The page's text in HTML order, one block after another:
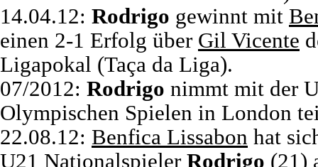
14.04.12: Rodrigo gewinnt mit
einen 2-1 Erfolg über Gil Vicente
Ligapokal (Taça da Liga).
07/2012: Rodrigo nimmt mit der
Olympischen Spielen in London
22.08.12: Benfica Lissabon hat
U21 Nationalspieler Rodrigo (21)